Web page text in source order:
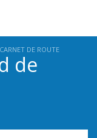
CARNET DE ROUTE
de